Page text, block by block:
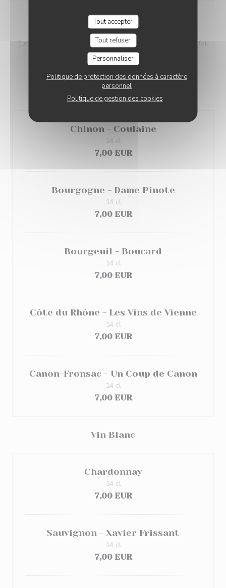
Tout accepter
Tout refuser
Personnaliser
Politique de protection des données à caractère
personnel
Politique de gestion des cookies
VINS AU VERRE
(Les cuvées du Chien Fou)... - Le choix des bouteilles se fait
directement en cave
Vin Rouge
Chinon - Coulaine
7,00 EUR
14 cl
Bourgogne - Dame Pinote
7,00 EUR
14 cl
Bourgeuil - Boucard
7,00 EUR
14 cl
Côte du Rhône - Les Vins de Vienne
7,00 EUR
14 cl
Canon-Fronsac - Un Coup de Canon
7,00 EUR
14 cl
Vin Blanc
Chardonnay
7,00 EUR
14 cl
Sauvignon - Xavier Frissant
7,00 EUR
14 cl